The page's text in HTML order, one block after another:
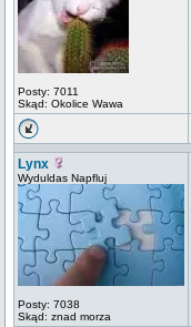
Posty: 7011
Skąd: Okolice Wawa
Lynx
Wyduldas Napfluj
Posty: 7038
Skąd: znad morza